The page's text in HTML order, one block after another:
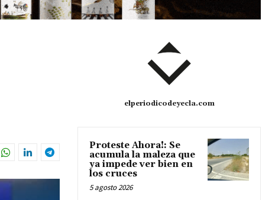
elperiodicodeyecla.com
Proteste Ahora!: Se
acumula la maleza que
ya impede ver bien en
los cruces
5 agosto 2026